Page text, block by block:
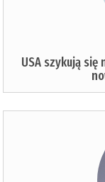
USA szykują